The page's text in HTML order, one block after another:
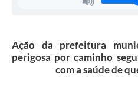
Ação da prefeitura
perigosa por caminho
com a saúde de